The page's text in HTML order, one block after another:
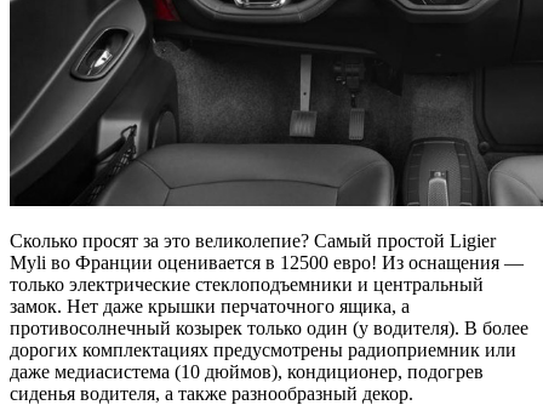
Сколько просят за это великолепие? Самый простой Ligier
Myli во Франции оценивается в 12500 евро! Из оснащения —
только электрические стеклоподъемники и центральный
замок. Нет даже крышки перчаточного ящика, а
противосолнечный козырек только один (у водителя). В более
дорогих комплектациях предусмотрены радиоприемник или
даже медиасистема (10 дюймов), кондиционер, подогрев
сиденья водителя, а также разнообразный декор.